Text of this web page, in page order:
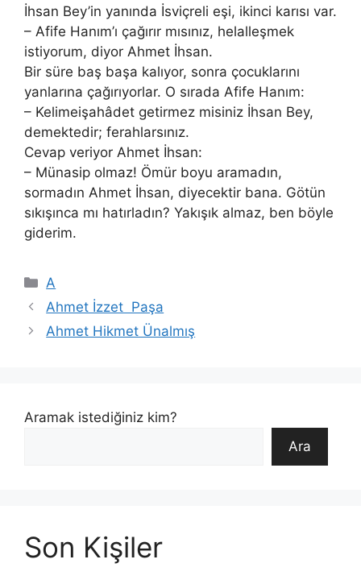
İhsan Bey’in yanında İsviçreli eşi, ikinci karısı var.
– Afife Hanım’ı çağırır mısınız, helalleşmek
istiyorum, diyor Ahmet İhsan.
Bir süre baş başa kalıyor, sonra çocuklarını
yanlarına çağırıyorlar. O sırada Afife Hanım:
– Kelimeişahâdet getirmez misiniz İhsan Bey,
demektedir; ferahlarsınız.
Cevap veriyor Ahmet İhsan:
– Münasip olmaz! Ömür boyu aramadın,
sormadın Ahmet İhsan, diyecektir bana. Götün
sıkışınca mı hatırladın? Yakışık almaz, ben böyle
giderim.
Kategoriler
A
Ahmet İzzet Paşa
Ahmet Hikmet Ünalmış
Aramak istediğiniz kim?
Ara
Son Kişiler